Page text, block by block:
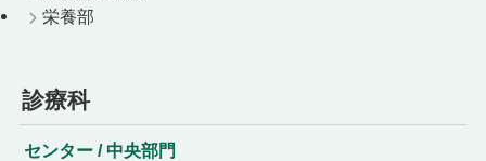
栄養部
診療科
センター / 中央部門